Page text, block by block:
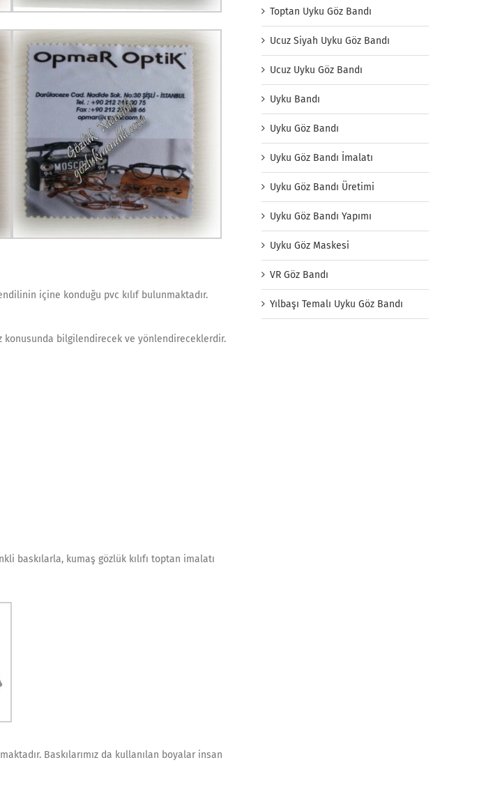
içine konduğu pvc kılıf bulunmaktadır.
bilgilendirecek ve yönlendireceklerdir.
baskılarla, kumaş gözlük kılıfı toptan imalatı
Baskılarımız da kullanılan boyalar insan
Toptan Uyku Göz Bandı
Ucuz Siyah Uyku Göz Bandı
Ucuz Uyku Göz Bandı
Uyku Bandı
Uyku Göz Bandı
Uyku Göz Bandı İmalatı
Uyku Göz Bandı Üretimi
Uyku Göz Bandı Yapımı
Uyku Göz Maskesi
VR Göz Bandı
Yılbaşı Temalı Uyku Göz Bandı